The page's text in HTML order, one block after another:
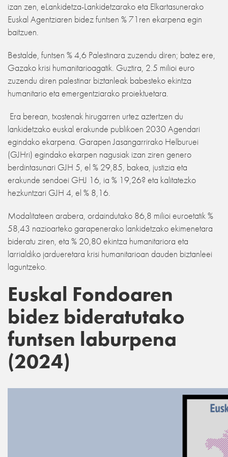
izan zen, eLankidetza-Lankidetzarako eta Elkartasunerako
Euskal Agentziaren bidez funtsen % 71ren ekarpena egin
baitzuen.
Bestalde, funtsen % 4,6 Palestinara zuzendu diren; batez ere,
Gazako krisi humanitarioagatik. Guztira, 2.5 milioi euro
zuzendu diren palestinar biztanleak babesteko ekintza
humanitario eta emergentziarako proiektuetara.
Era berean, txostenak hirugarren urtez aztertzen du
lankidetzako euskal erakunde publikoen 2030 Agendari
egindako ekarpena. Garapen Jasangarrirako Helburuei
(GJHri) egindako ekarpen nagusiak izan ziren genero
berdintasunari GJH 5, el % 29,85, bakea, justizia eta
erakunde sendoei GHJ 16, ia % 19,26? eta kalitatezko
hezkuntzari GJH 4, el % 8,16.
Modalitateen arabera, ordaindutako 86,8 milioi euroetatik %
58,43 nazioarteko garapenerako lankidetzako ekimenetara
bideratu ziren, eta % 20,80 ekintza humanitariora eta
larrialdiko jardueretara krisi humanitarioan dauden biztanleei
laguntzeko.
Euskal Fondoaren
bidez bideratutako
funtsen laburpena
(2024)